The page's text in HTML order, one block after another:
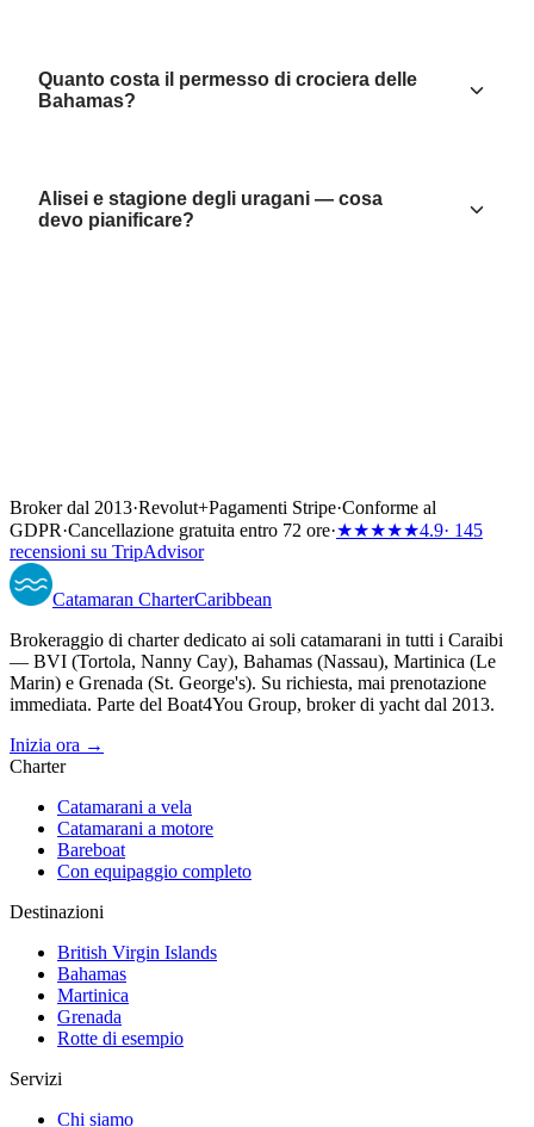
Quanto costa il permesso di crociera delle
Bahamas?
Alisei e stagione degli uragani — cosa
devo pianificare?
Broker dal 2013·Revolut+Pagamenti Stripe·Conforme al
GDPR·Cancellazione gratuita entro 72 ore·★★★★★4.9· 145
recensioni su TripAdvisor
Catamaran CharterCaribbean
Brokeraggio di charter dedicato ai soli catamarani in tutti i Caraibi
— BVI (Tortola, Nanny Cay), Bahamas (Nassau), Martinica (Le
Marin) e Grenada (St. George's). Su richiesta, mai prenotazione
immediata. Parte del Boat4You Group, broker di yacht dal 2013.
Inizia ora →
Charter
Catamarani a vela
Catamarani a motore
Bareboat
Con equipaggio completo
Destinazioni
British Virgin Islands
Bahamas
Martinica
Grenada
Rotte di esempio
Servizi
Chi siamo